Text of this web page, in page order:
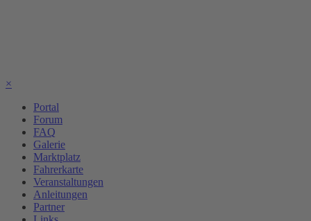
×
Portal
Forum
FAQ
Galerie
Marktplatz
Fahrerkarte
Veranstaltungen
Anleitungen
Partner